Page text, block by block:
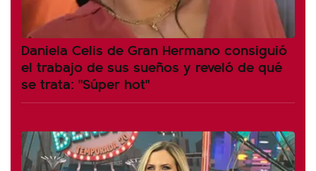
Daniela Celis de Gran Hermano consiguió
el trabajo de sus sueños y reveló de qué
se trata: "Súper hot"